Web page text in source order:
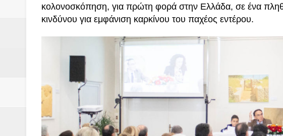
κολονοσκόπηση, για πρώτη φορά στην Ελλάδα, σε ένα
κινδύνου για εμφάνιση καρκίνου του παχέος εντέρου.